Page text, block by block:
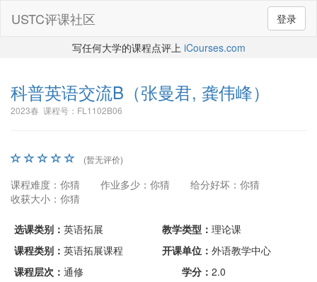
登录
USTC评课社区
写任何大学的课程点评上 iCourses.com
科普英语交流B （张曼君, 龚伟峰）
2023春 课程号：FL1102B06
(暂无评价)
课程难度：你猜 作业多少：你猜
给分好坏：你猜
收获大小：你猜
选课类别： 英语拓展 教学类型： 理论课
课程类别： 英语拓展课程 开课单位： 外语教学中心
课程层次： 通修 学分： 2.0